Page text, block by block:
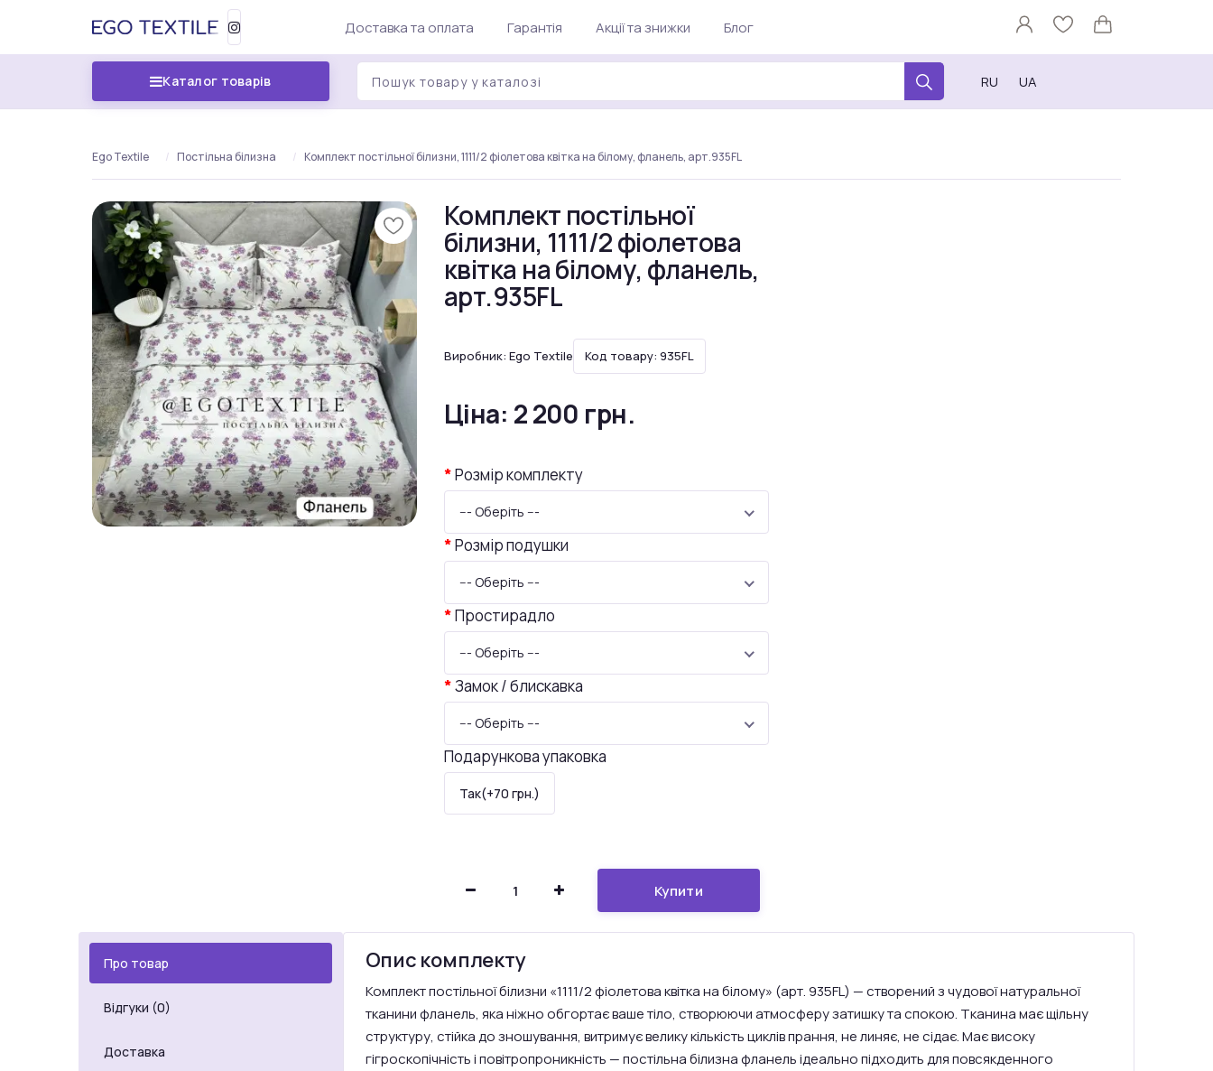
Доставка та оплата Гарантія Акції та знижки Блог
Каталог товарів RU UA
Ego Textile Постільна білизна Комплект постільної білизни, 1111/2 фіолетова квітка на білому, фланель, арт.935FL
Комплект постільної
білизни, 1111/2 фіолетова
квітка на білому, фланель,
арт.935FL
Виробник: Ego Textile Код товару: 935FL
Ціна: 2 200 грн.
Розмір комплекту
--- Оберіть ---
Розмір подушки
--- Оберіть ---
Простирадло
--- Оберіть ---
Замок / блискавка
--- Оберіть ---
Подарункова упаковка
Так(+70 грн.)
Купити
Про товар
Відгуки (0)
Доставка
Опис комплекту
Комплект постільної білизни «1111/2 фіолетова квітка на білому» (арт. 935FL) — створений з чудової натуральної
тканини фланель, яка ніжно обгортає ваше тіло, створюючи атмосферу затишку та спокою. Тканина має щільну
структуру, стійка до зношування, витримує велику кількість циклів прання, не линяє, не сідає. Має високу
гігроскопічність і повітропроникність — постільна білизна фланель ідеально підходить для повсякденного